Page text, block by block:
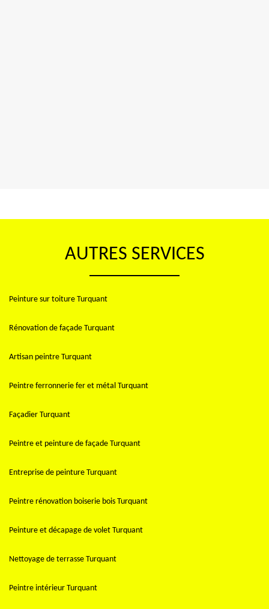
AUTRES SERVICES
Peinture sur toiture Turquant
Rénovation de façade Turquant
Artisan peintre Turquant
Peintre ferronnerie fer et métal Turquant
Façadier Turquant
Peintre et peinture de façade Turquant
Entreprise de peinture Turquant
Peintre rénovation boiserie bois Turquant
Peinture et décapage de volet Turquant
Nettoyage de terrasse Turquant
Peintre intérieur Turquant